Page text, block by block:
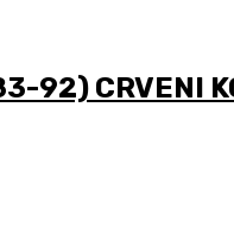
92) CRVENI